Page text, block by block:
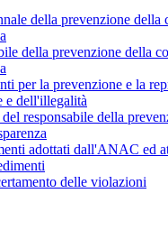
della prevenzione della
della prevenzione della
per la prevenzione e la
e dell'illegalità
responsabile della
adottati dall'ANAC ed
delle violazioni